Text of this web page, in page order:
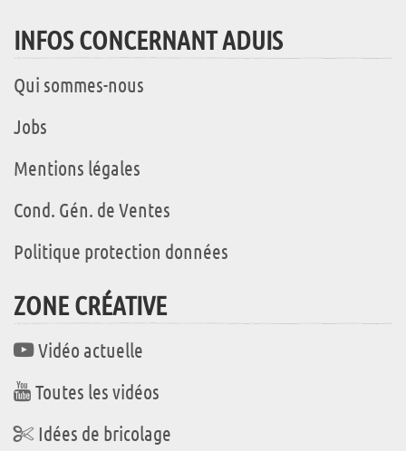
INFOS CONCERNANT ADUIS
Qui sommes-nous
Jobs
Mentions légales
Cond. Gén. de Ventes
Politique protection données
ZONE CRÉATIVE
Vidéo actuelle
Toutes les vidéos
Idées de bricolage